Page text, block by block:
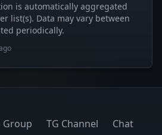
is automatically aggregated
list(s). Data may vary between
periodically.
Group TG Channel Chat